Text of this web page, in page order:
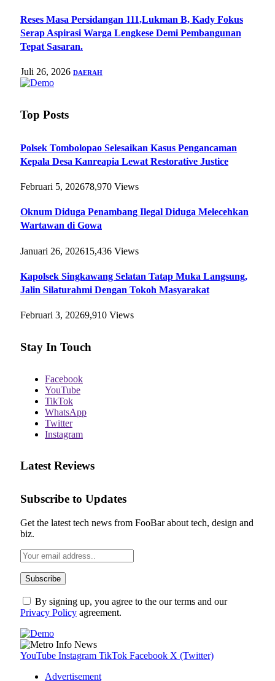
Reses Masa Persidangan 111,Lukman B, Kady Fokus
Serap Aspirasi Warga Lengkese Demi Pembangunan
Tepat Sasaran.
Juli 26, 2026 DAERAH
Top Posts
Polsek Tombolopao Selesaikan Kasus Pengancaman
Kepala Desa Kanreapia Lewat Restorative Justice
Februari 5, 202678,970 Views
Oknum Diduga Penambang Ilegal Diduga Melecehkan
Wartawan di Gowa
Januari 26, 202615,436 Views
Kapolsek Singkawang Selatan Tatap Muka Langsung,
Jalin Silaturahmi Dengan Tokoh Masyarakat
Februari 3, 20269,910 Views
Stay In Touch
Facebook
YouTube
TikTok
WhatsApp
Twitter
Instagram
Latest Reviews
Subscribe to Updates
Get the latest tech news from FooBar about tech, design and
biz.
By signing up, you agree to the our terms and our
Privacy Policy agreement.
YouTube Instagram TikTok Facebook X (Twitter)
Advertisement